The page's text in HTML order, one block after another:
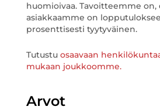
huomioivaa. Tavoitteemme
asiakkaamme on
prosenttisesti tyytyväinen.
Tutustu osaavaan
mukaan joukkoomme.
Arvot